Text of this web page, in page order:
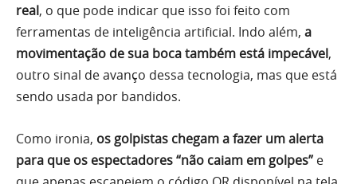
real, o que pode indicar que isso foi feito com
ferramentas de inteligência artificial. Indo além, a
movimentação de sua boca também está impecável,
outro sinal de avanço dessa tecnologia, mas que está
sendo usada por bandidos.
Como ironia, os golpistas chegam a fazer um alerta
para que os espectadores “não caiam em golpes” e